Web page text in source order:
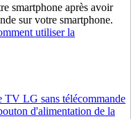
smartphone après avoir
sur votre smartphone.
utiliser la
TV LG sans télécommande
d'alimentation de la